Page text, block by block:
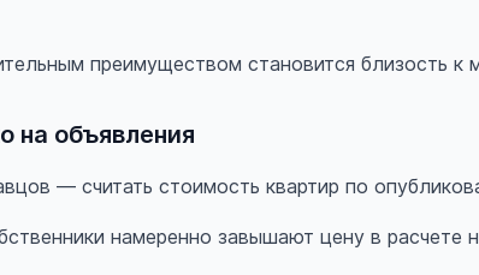
преимуществом становится близость к
на объявления
— считать стоимость квартир по
намеренно завышают цену в расчете